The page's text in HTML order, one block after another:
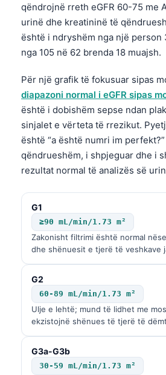
qëndrojnë rreth eGFR 60-75 me
urinë dhe kreatininë të
është i ndryshëm nga një person
nga 105 në 62 brenda 18 muajsh.
Për një grafik të fokusuar sipas
diapazoni normal i eGFR sipas
është i dobishëm sepse ndan
sinjalet e vërteta të rrezikut.
është “a është numri im
qëndrueshëm, i shpjeguar dhe i
rezultat normal të analizës së
G1
≥90 mL/min/1.73 m²
Zakonisht filtrimi është normal
dhe shënuesit e tjerë të veshkave
G2
60-89 mL/min/1.73 m²
Ulje e lehtë; mund të lidhet me
ekzistojnë shënues të tjerë të
G3a-G3b
30-59 mL/min/1.73 m²